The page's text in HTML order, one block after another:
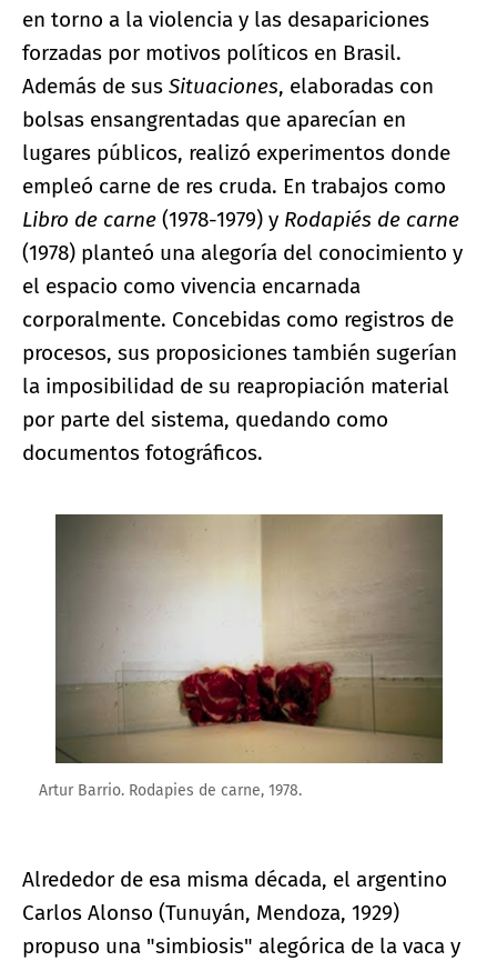
en torno a la violencia y las desapariciones
forzadas por motivos políticos en Brasil.
Además de sus Situaciones, elaboradas con
bolsas ensangrentadas que aparecían en
lugares públicos, realizó experimentos donde
empleó carne de res cruda. En trabajos como
Libro de carne (1978-1979) y Rodapiés de carne
(1978) planteó una alegoría del conocimiento y
el espacio como vivencia encarnada
corporalmente. Concebidas como registros de
procesos, sus proposiciones también sugerían
la imposibilidad de su reapropiación material
por parte del sistema, quedando como
documentos fotográficos.
Ampliar imagen
Artur Barrio. Rodapies de carne, 1978.
Alrededor de esa misma década, el argentino
Carlos Alonso (Tunuyán, Mendoza, 1929)
propuso una "simbiosis" alegórica de la vaca y